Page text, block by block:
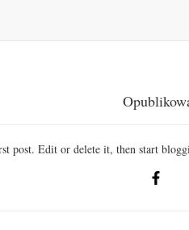
post. Edit or delete it, then start